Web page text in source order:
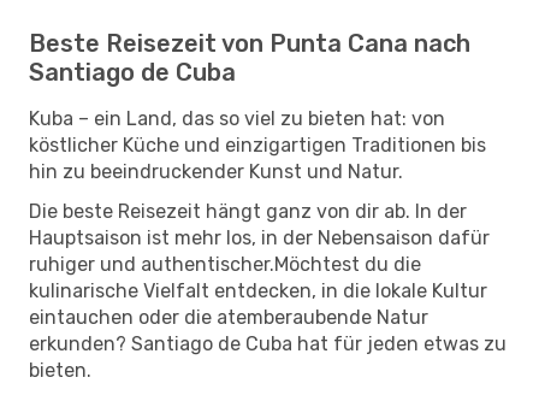
Beste Reisezeit von Punta Cana nach
Santiago de Cuba
Kuba – ein Land, das so viel zu bieten hat: von
köstlicher Küche und einzigartigen Traditionen bis
hin zu beeindruckender Kunst und Natur.
Die beste Reisezeit hängt ganz von dir ab. In der
Hauptsaison ist mehr los, in der Nebensaison dafür
ruhiger und authentischer.Möchtest du die
kulinarische Vielfalt entdecken, in die lokale Kultur
eintauchen oder die atemberaubende Natur
erkunden? Santiago de Cuba hat für jeden etwas zu
bieten.